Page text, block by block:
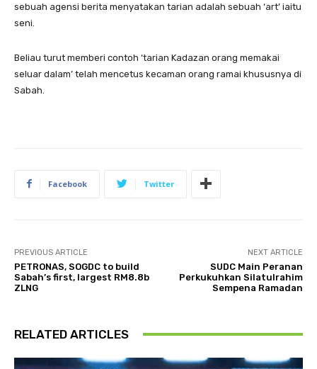
sebuah agensi berita menyatakan tarian adalah sebuah ‘art’ iaitu
seni.
Beliau turut memberi contoh ‘tarian Kadazan orang memakai
seluar dalam’ telah mencetus kecaman orang ramai khususnya di
Sabah.
Facebook Twitter
PREVIOUS ARTICLE
PETRONAS, SOGDC to build
Sabah’s first, largest RM8.8b
ZLNG
NEXT ARTICLE
SUDC Main Peranan
Perkukuhkan Silatulrahim
Sempena Ramadan
RELATED ARTICLES